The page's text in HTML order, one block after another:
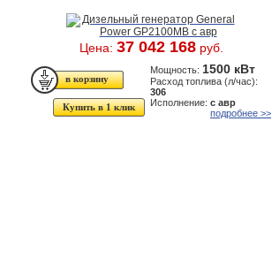
Цена: 37 042 168руб.
Купить в 1 клик
Мощность: 1500 кВт
Расход топлива (л/час):
306
Исполнение: с авр
подробнее >>